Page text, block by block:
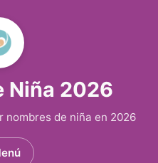
Niña 2026
nombres de niña en 2026